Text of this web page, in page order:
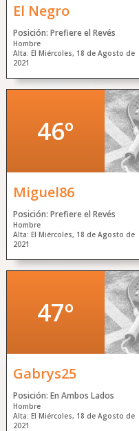
El Negro
Posición: Prefiere el Revés
Hombre
Alta: El Miércoles, 18 de Agosto de
2021
46º
Miguel86
Posición: Prefiere el Revés
Hombre
Alta: El Miércoles, 18 de Agosto de
2021
47º
Gabrys25
Posición: En Ambos Lados
Hombre
Alta: El Miércoles, 18 de Agosto de
2021